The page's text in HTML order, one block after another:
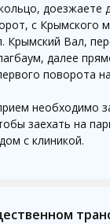
доезжаете
с Крымского
Крымский Вал,
далее
поворота
необходимо
заехать на
с клиникой.